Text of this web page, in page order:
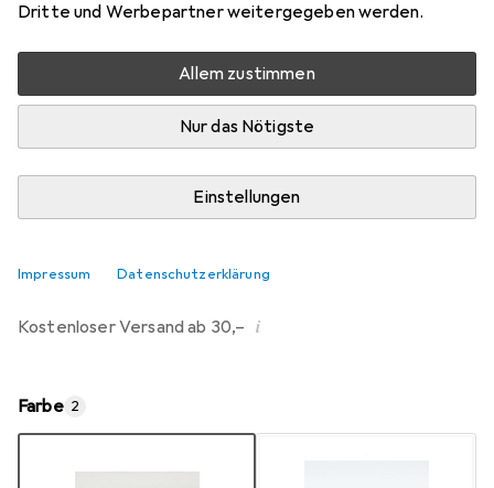
Dritte und Werbepartner weitergegeben werden.
Allem zustimmen
Nur das Nötigste
Einstellungen
Impressum Datenschutzerklärung
Nur 3 Stück an Lager beim Lieferanten
Benachrichtigen, wenn schneller verfügbar
Lieferort angeben für genaue Lieferzeit
In den Warenkorb
Vergleichen
Kostenloser Versand ab 30,– i
Farbe 2